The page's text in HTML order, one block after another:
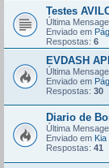
Testes
Última
Enviado em
Respostas: 6
EVDASH
Última
Enviado em
Respostas: 30
Diario de
Última
Enviado em Kia
Respostas: 41